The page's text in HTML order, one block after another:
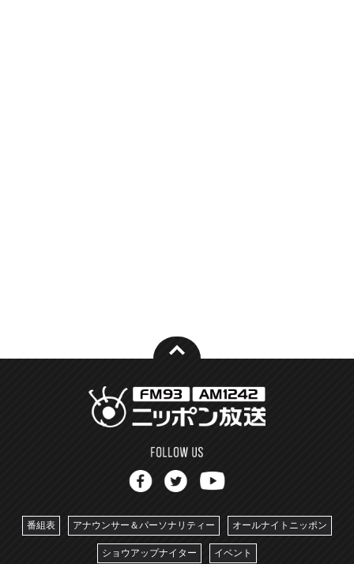
番組表 アナウンサー＆パーソナリティー オールナイトニッポン
ショウアップナイター イベント